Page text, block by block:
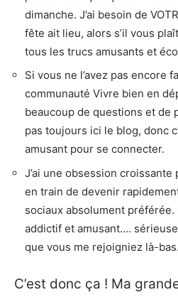
dimanche. J’ai besoin de
fête ait lieu, alors s’il vous
tous les trucs amusants et
Si vous ne l’avez pas encore
communauté Vivre bien en
beaucoup de questions et de
pas toujours ici le blog, donc
amusant pour se connecter.
J’ai une obsession
en train de devenir
sociaux absolument préférée.
addictif et amusant….
que vous me rejoigniez là-bas.
C’est donc ça ! Ma